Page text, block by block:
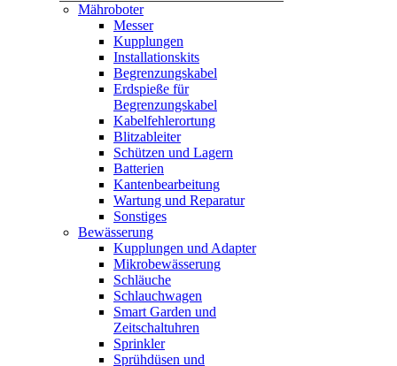
Mähroboter
Messer
Kupplungen
Installationskits
Begrenzungskabel
Erdspieße für
Begrenzungskabel
Kabelfehlerortung
Blitzableiter
Schützen und Lagern
Batterien
Kantenbearbeitung
Wartung und Reparatur
Sonstiges
Bewässerung
Kupplungen und Adapter
Mikrobewässerung
Schläuche
Schlauchwagen
Smart Garden und
Zeitschaltuhren
Sprinkler
Sprühdüsen und